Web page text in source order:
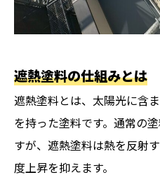
遮熱塗料の仕組みとは
遮熱塗料とは、太陽光に含
を持った塗料です。通常の
すが、遮熱塗料は熱を反射
度上昇を抑えます。